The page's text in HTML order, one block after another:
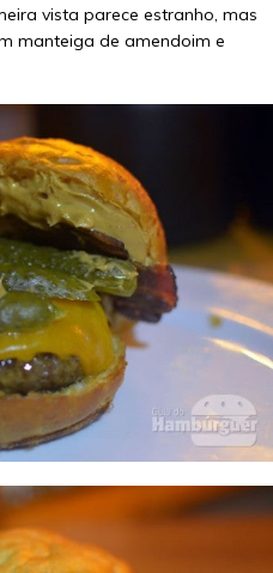
vista parece estranho, mas
manteiga de amendoim e